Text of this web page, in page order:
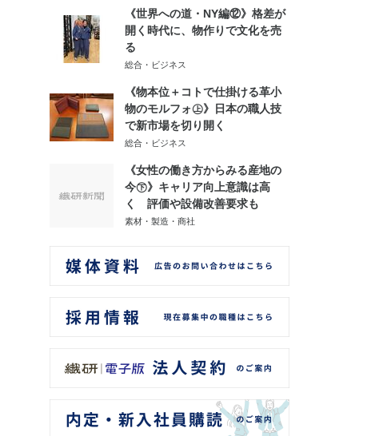
《世界への道・NY編⑫》格差が
開く時代に、物作りで文化を売
る
総合・ビジネス
《物本位＋コトで仕掛ける革小
物のモルフォ㊤》日本の職人技
で新市場を切り開く
総合・ビジネス
《女性の働き方からみる産地の
今㊦》キャリア向上意識は高
く 評価や設備改善要求も
素材・製造・商社